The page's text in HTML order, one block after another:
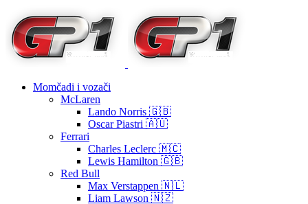
Momčadi i vozači
McLaren
Lando Norris 🇬🇧
Oscar Piastri 🇦🇺
Ferrari
Charles Leclerc 🇲🇨
Lewis Hamilton 🇬🇧
Red Bull
Max Verstappen 🇳🇱
Liam Lawson 🇳🇿